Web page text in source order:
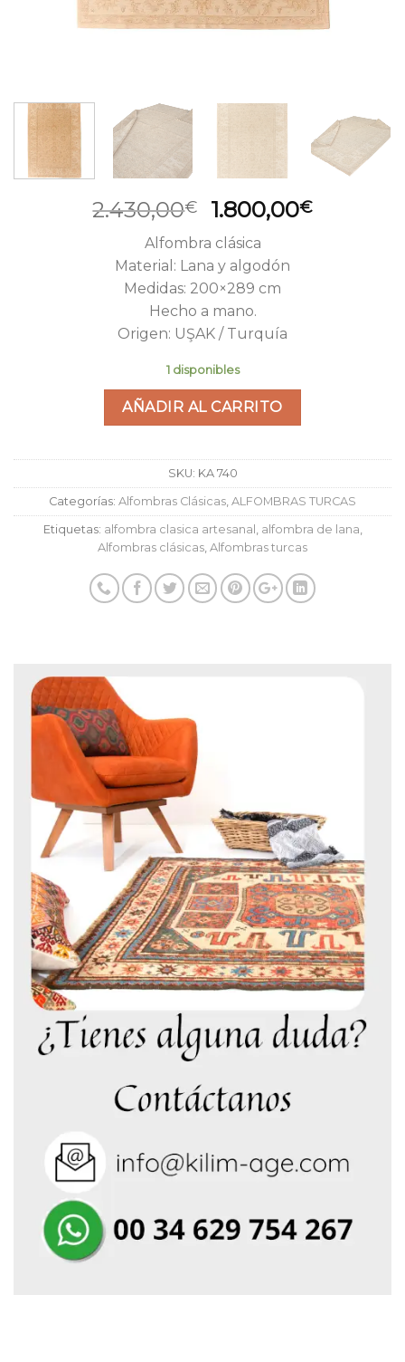
2.430,00€
El
precio
original
era:
2.430,00€.
1.800,00€El
Alfombra clásica
Material: Lana y algodón
Medidas: 200×289 cm
Hecho a mano.
Origen: UŞAK / Turquía
1 disponibles
AÑADIR AL CARRITO
SKU: KA 740
Categorías: Alfombras Clásicas ALFOMBRAS TURCAS
Etiquetas: alfombra clasica artesanal alfombra de lana
Alfombras clásicas Alfombras turcas